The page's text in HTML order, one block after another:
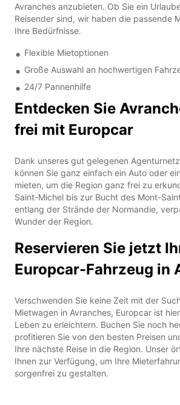
Avranches anzubieten. Ob Sie ein
Reisender sind, wir haben die passende
Ihre Bedürfnisse.
Flexible Mietoptionen
Große Auswahl an hochwertigen
24/7 Pannenhilfe
Entdecken Sie
frei mit Europcar
Dank unseres gut gelegenen
können Sie ganz einfach ein Auto oder
mieten, um die Region ganz frei zu
Saint-Michel bis zur Bucht des Mont-
entlang der Strände der Normandie,
Wunder der Region.
Reservieren Sie jetzt
Europcar-Fahrzeug in
Verschwenden Sie keine Zeit mit der
Mietwagen in Avranches, Europcar ist
Leben zu erleichtern. Buchen Sie noch
profitieren Sie von den besten Preisen
Ihre nächste Reise in die Region. Unser
Ihnen zur Verfügung, um Ihre
sorgenfrei zu gestalten.